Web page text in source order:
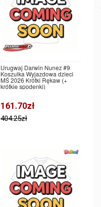
Urugwaj Darwin Nunez #9
Koszulka Wyjazdowa dzieci
MŚ 2026 Krótki Rękaw (+
krótkie spodenki)
161.70zł
404.25zł